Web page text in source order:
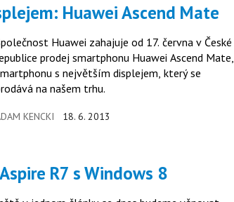
Huawei Ascend Mate
Huawei zahajuje od 17. června v České
prodej smartphonu Huawei Ascend Mate,
s největším displejem, který se
na našem trhu.
KENCKI 18. 6. 2013
R7 s Windows 8